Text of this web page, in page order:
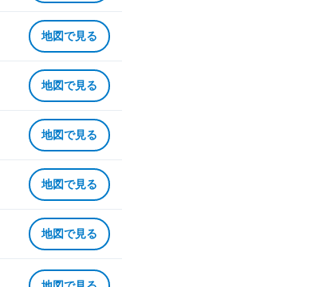
地図で見る
地図で見る
地図で見る
地図で見る
地図で見る